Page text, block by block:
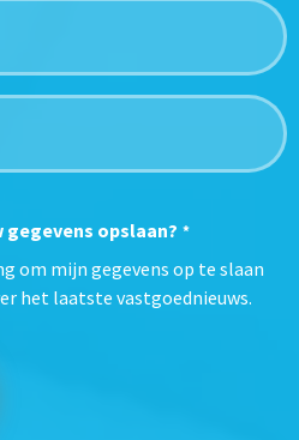
gegevens opslaan? *
om mijn gegevens op te slaan
het laatste vastgoednieuws.